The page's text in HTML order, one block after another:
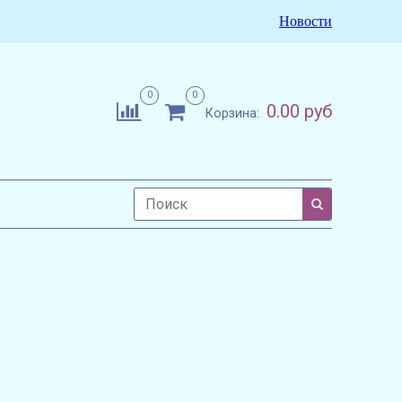
Новости
0 0
Корзина: 0.00 руб